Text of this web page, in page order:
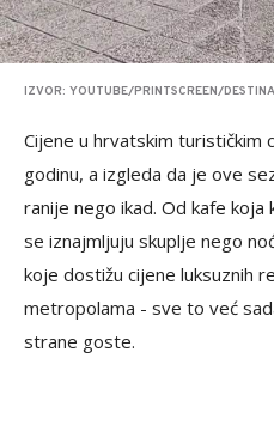
IZVOR: YOUTUBE/PRINTSCREEN/
Cijene u hrvatskim turističkim
godinu, a izgleda da je ove
ranije nego ikad. Od kafe
se iznajmljuju skuplje nego
koje dostižu cijene luksuznih
metropolama - sve to već
strane goste.